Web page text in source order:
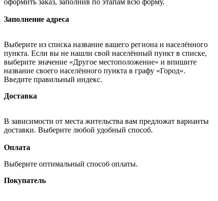
оформить заказ, заполнив по этапам всю форму.
Заполнение адреса
Выберите из списка название вашего региона и населённого
пункта. Если вы не нашли свой населённый пункт в списке,
выберите значение «Другое местоположение» и впишите
название своего населённого пункта в графу «Город».
Введите правильный индекс.
Доставка
В зависимости от места жительства вам предложат варианты
доставки. Выберите любой удобный способ.
Оплата
Выберите оптимальный способ оплаты.
Покупатель